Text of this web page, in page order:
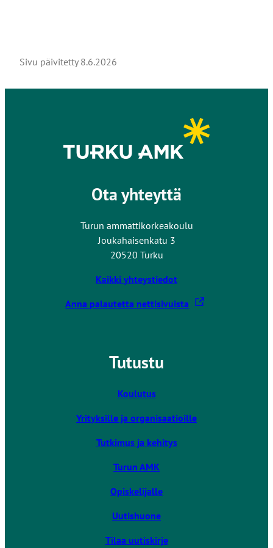
Sivu päivitetty 8.6.2026
Ota yhteyttä
Turun ammattikorkeakoulu
Joukahaisenkatu 3
20520 Turku
Kaikki yhteystiedot
Anna palautetta nettisivuista
e
Tutustu
Koulutus
Yrityksille ja organisaatioille
Tutkimus ja kehitys
Turun AMK
Opiskelijalle
Uutishuone
Tilaa uutiskirje